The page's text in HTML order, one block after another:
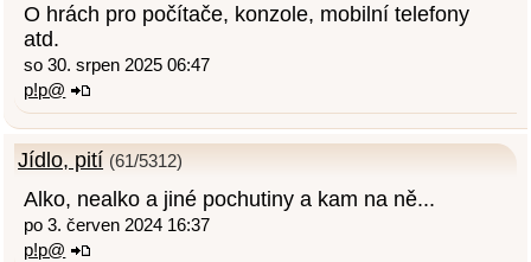
O hrách pro počítače, konzole, mobilní telefony
atd.
so 30. srpen 2025 06:47
p!p@
Jídlo, pití (61/5312)
Alko, nealko a jiné pochutiny a kam na ně...
po 3. červen 2024 16:37
p!p@